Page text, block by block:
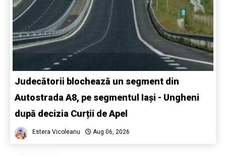
Judecătorii blochează un segment din
Autostrada A8, pe segmentul Iași - Ungheni
după decizia Curții de Apel
Estera Vicoleanu Aug 06, 2026